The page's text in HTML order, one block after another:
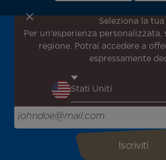
Iscriviti alla nostra newsletter per
notizie!
Ricevi per primo tutte le nostre
per il tuo prossimo viaggio!
Inserisci la tua email qui
Seleziona la
Per un'esperienza
regione. Potrai accedere a
espressamente